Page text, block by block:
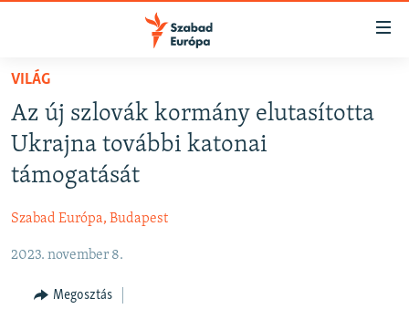
Akadálymentes
Ugrás
fő
oldalra
Ugrás
tartalomjegyzékre
NAPIRENDEN
AKTUÁLIS
PODCASTOK
ELEMZŐ
NER15
SZABADON
VILÁG
Az új szlovák kormány elutasította
Ukrajna további katonai
támogatását
Szabad Európa, Budapest
2023. november 8.
Megosztás
FELIRATKOZÁS
Spotify